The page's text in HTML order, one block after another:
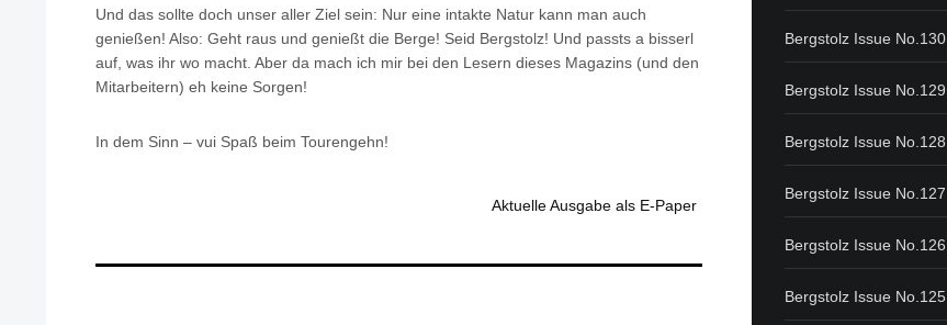
Und das sollte doch unser aller Ziel sein: Nur eine intakte Natur kann man auch
genießen! Also: Geht raus und genießt die Berge! Seid Bergstolz! Und passts a bisserl
auf, was ihr wo macht. Aber da mach ich mir bei den Lesern dieses Magazins (und den
Mitarbeitern) eh keine Sorgen!
In dem Sinn – vui Spaß beim Tourengehn!
Aktuelle Ausgabe als E-Paper
Bergstolz Issue No.130
Bergstolz Issue No.129
Bergstolz Issue No.128
Bergstolz Issue No.127
Bergstolz Issue No.126
Bergstolz Issue No.125